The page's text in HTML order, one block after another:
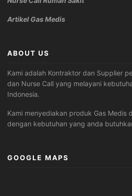
Artikel Gas Medis
ABOUT US
Kami adalah Kontraktor dan Supplier
dan Nurse Call yang melayani
Indonesia.
Kami menyediakan produk Gas Medis
dengan kebutuhan yang anda
GOOGLE MAPS